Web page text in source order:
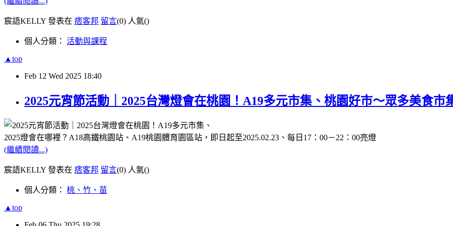
宸語KELLY 發表在 痞客邦 留言(0) 人氣()
個人分類： 活動與課程
▲top
Feb 12 Wed 2025 18:40
2025元宵節活動｜2025台灣燈會在桃園！A19多元市集、桃園好市～眾多美食市
2025燈會在哪裡？A18高鐵桃園站、A19桃園體育園區站，即日起至2025.02.23、每日17：00－22：00亮燈
(繼續閱讀...)
宸語KELLY 發表在 痞客邦 留言(0) 人氣()
個人分類： 桃、竹、苗
▲top